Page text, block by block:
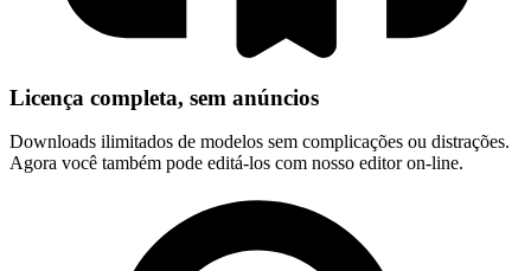
Licença completa, sem anúncios
Downloads ilimitados de modelos sem complicações ou distrações.
Agora você também pode editá-los com nosso editor on-line.